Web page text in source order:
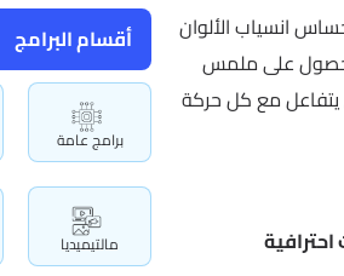
أقسام البرامج
برامج عامة
مالتيميديا
انسياب الألوان
للحصول على ملمس
مع كل حركة